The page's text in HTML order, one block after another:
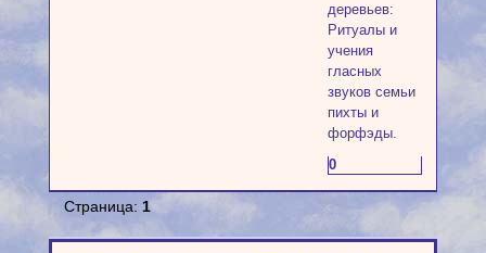
деревьев:
Ритуалы и
учения
гласных
звуков семьи
пихты и
форфэды.
0
Страница: 1